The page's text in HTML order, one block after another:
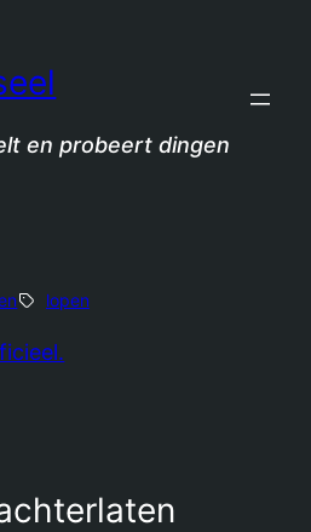
en probeert dingen
lopen